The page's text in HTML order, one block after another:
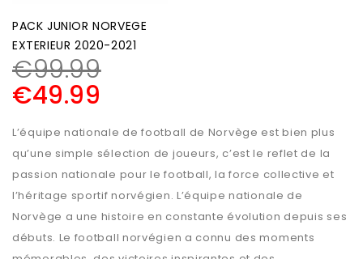
PACK JUNIOR NORVEGE
EXTERIEUR 2020-2021
€99.99
€49.99
L’équipe nationale de football de Norvège est bien plus
qu’une simple sélection de joueurs, c’est le reflet de la
passion nationale pour le football, la force collective et
l’héritage sportif norvégien. L’équipe nationale de
Norvège a une histoire en constante évolution depuis ses
débuts. Le football norvégien a connu des moments